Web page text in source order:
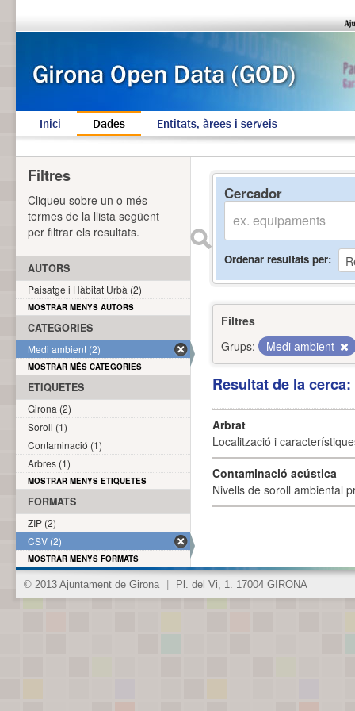
Inici Dades Entitats, àrees i serveis
Cercador
Ordenar resultats per
Filtres
Grups:
Medi ambient
Resultat de la
Arbrat
Localització i
Contaminació acústica
Nivells de soroll ambiental
Filtres
Cliqueu sobre un o més
termes de la llista següent
per filtrar els resultats.
AUTORS
Paisatge i Hàbitat Urbà (2)
MOSTRAR MENYS AUTORS
CATEGORIES
Medi ambient (2)
MOSTRAR MÉS CATEGORIES
ETIQUETES
Girona (2)
Soroll (1)
Contaminació (1)
Arbres (1)
MOSTRAR MENYS ETIQUETES
FORMATS
ZIP (2)
CSV (2)
MOSTRAR MENYS FORMATS
© 2013 Ajuntament de Girona Pl. del Vi, 1. 17004 GIRONA